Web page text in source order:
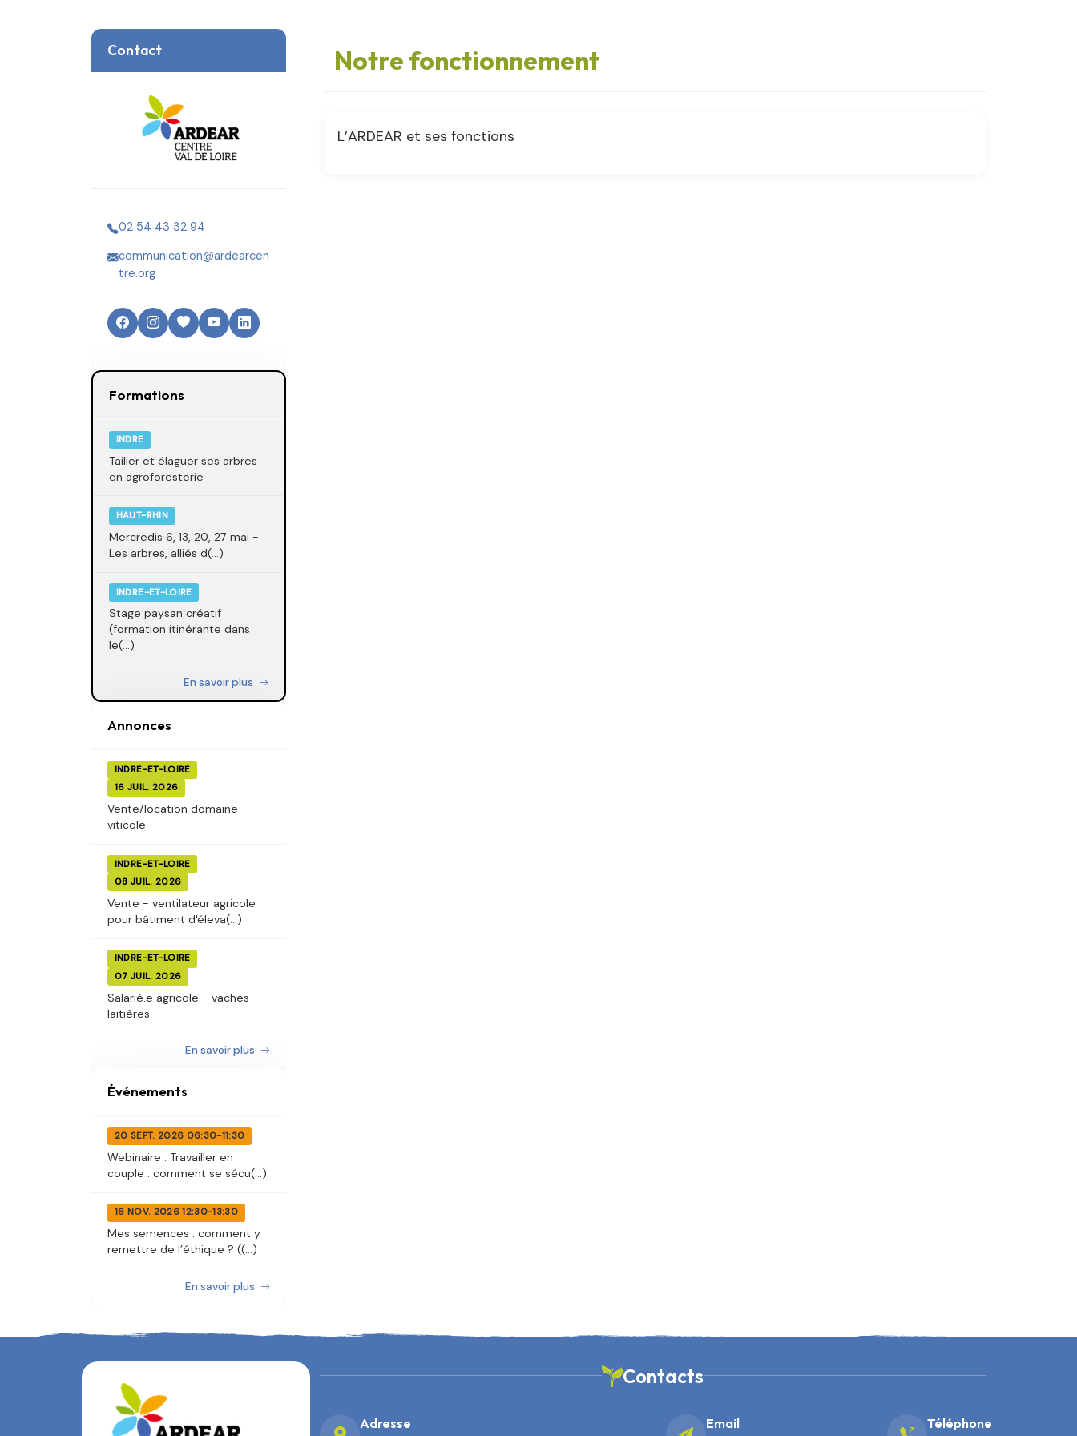
Contact
02 54 43 32 94
communication@ardearcen
tre.org
Formations
INDRE
Tailler et élaguer ses arbres
en agroforesterie
HAUT-RHIN
Mercredis 6, 13, 20, 27 mai -
Les arbres, alliés d(...)
INDRE-ET-LOIRE
Stage paysan créatif
(formation itinérante dans
le(...)
En savoir plus
Annonces
INDRE-ET-LOIRE
16 JUIL. 2026
Vente/location domaine
viticole
INDRE-ET-LOIRE
08 JUIL. 2026
Vente - ventilateur agricole
pour bâtiment d'éleva(...)
INDRE-ET-LOIRE
07 JUIL. 2026
Salarié.e agricole - vaches
laitières
En savoir plus
Événements
20 SEPT. 2026 06:30-11:30
Webinaire : Travailler en
couple : comment se sécu(...)
16 NOV. 2026 12:30-13:30
Mes semences : comment y
remettre de l’éthique ? ((...)
En savoir plus
Notre fonctionnement
L’ARDEAR et ses fonctions
Contacts
Adresse Email Téléphone